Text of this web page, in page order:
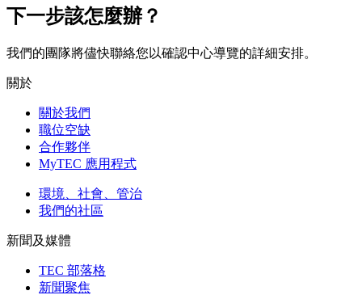
下一步該怎麼辦？
我們的團隊將儘快聯絡您以確認中心導覽的詳細安排。
關於
關於我們
職位空缺
合作夥伴
MyTEC 應用程式
環境、社會、管治
我們的社區
新聞及媒體
TEC 部落格
新聞聚焦